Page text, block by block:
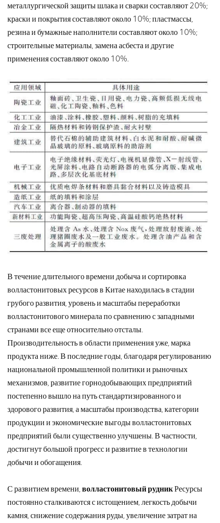
металлургической защиты шлака и сварки составляют 20%;
краски и покрытия составляют около 10%; пластмассы,
резина и бумажные наполнители составляют около 10%;
строительные материалы, замена асбеста и другие
применения составляют около 10%.
В течение длительного времени добыча и сортировка
волластонитовых ресурсов в Китае находилась в стадии
грубого развития, уровень и масштабы переработки
волластонитового минерала по сравнению с западными
странами все еще относительно отсталы.
Производительность в области применения уже, марка
продукта ниже. В последние годы, благодаря регулированию
национальной промышленной политики и рыночных
механизмов, развитие горнодобывающих предприятий
постепенно вышло на путь стандартизированного и
здорового развития, а масштабы производства, категории
продукции и экономические выгоды волластонитовых
предприятий были существенно улучшены. В частности,
достигнут большой прогресс и развитие в технологии
добычи и обогащения.
С развитием времени, волластонитовый рудникРесурсы
постоянно сталкиваются с истощением, легкость добычи
камня, снижение содержания руды, увеличение затрат на